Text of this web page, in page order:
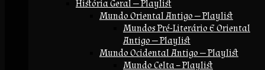
História Geral — Playlist
Mundo Oriental Antigo — Playlist
Mundos Pré-Literário E Oriental
Antigo — Playlist
Mundo Ocidental Antigo — Playlist
Mundo Celta – Playlist